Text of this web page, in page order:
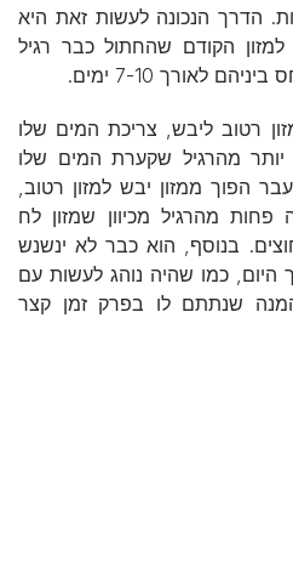
הדרך הנכונה לעשות זאת היא
הקודם שהחתול כבר רגיל
לאורך 7-10 ימים.
רטוב ליבש, צריכת המים שלו
יותר מהרגיל שקערת המים שלו
הפוך ממזון יבש למזון רטוב,
מהרגיל מכיוון שמזון לח
בנוסף, הוא כבר לא ינשנש
כמו שהיה נוהג לעשות עם
שנתתם לו בפרק זמן קצר